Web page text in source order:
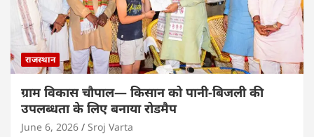
राजस्थान
ग्राम विकास चौपाल— किसान को पानी-बिजली की
उपलब्धता के लिए बनाया रोडमैप
June 6, 2026 Sroj Varta